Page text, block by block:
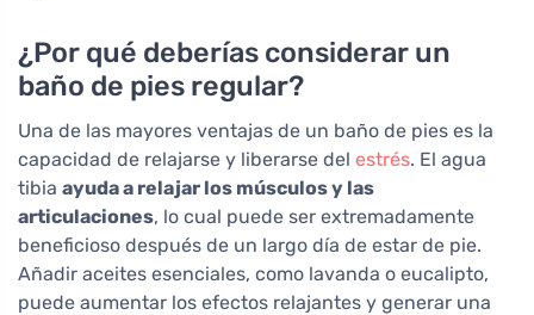
¿Por qué deberías considerar un
baño de pies regular?
Una de las mayores ventajas de un baño de pies es la
capacidad de relajarse y liberarse del estrés. El agua
tibia ayuda a relajar los músculos y las
articulaciones, lo cual puede ser extremadamente
beneficioso después de un largo día de estar de pie.
Añadir aceites esenciales, como lavanda o eucalipto,
puede aumentar los efectos relajantes y generar una